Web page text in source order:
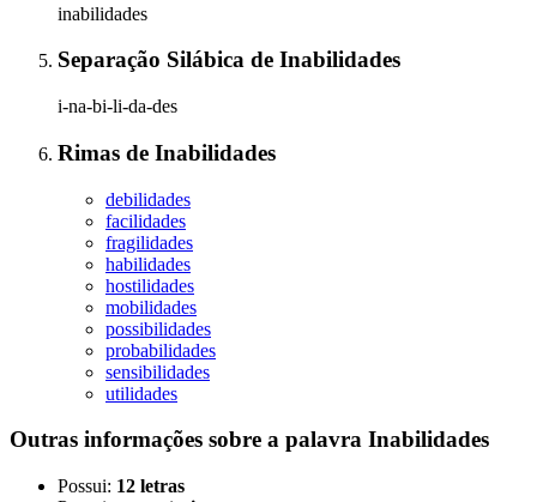
inabilidades
Separação Silábica de Inabilidades
i-na-bi-li-da-des
Rimas de Inabilidades
debilidades
facilidades
fragilidades
habilidades
hostilidades
mobilidades
possibilidades
probabilidades
sensibilidades
utilidades
Outras informações sobre a palavra Inabilidades
Possui: 12 letras